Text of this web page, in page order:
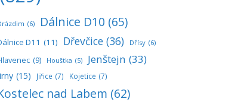
(6) Dálnice D10 (65)
D11 (11) Dřevčice (36) Dřísy (6)
(9) Houštka (5) Jenštejn (33)
(15) Jiřice (7) Kojetice (7)
nad Labem (62)